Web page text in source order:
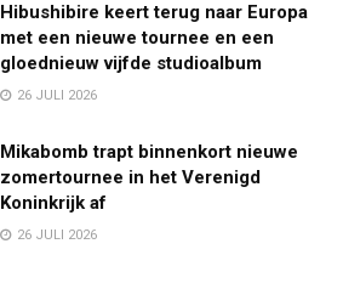
Hibushibire keert terug naar Europa
met een nieuwe tournee en een
gloednieuw vijfde studioalbum
26 JULI 2026
Mikabomb trapt binnenkort nieuwe
zomertournee in het Verenigd
Koninkrijk af
26 JULI 2026